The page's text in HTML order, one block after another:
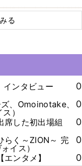
る
インタビュー
0
、Omoinotake、
）
0
席した初出場組
0
らく～ZION～ 完
イス）
0
ンタメ】 0